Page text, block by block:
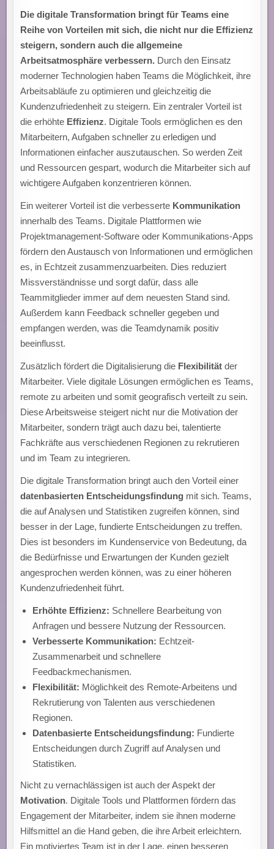
Die digitale Transformation bringt für Teams eine
Reihe von Vorteilen mit sich, die nicht nur die Effizienz
steigern, sondern auch die allgemeine
Arbeitsatmosphäre verbessern. Durch den Einsatz
moderner Technologien haben Teams die Möglichkeit, ihre
Arbeitsabläufe zu optimieren und gleichzeitig die
Kundenzufriedenheit zu steigern. Ein zentraler Vorteil ist
die erhöhte Effizienz. Digitale Tools ermöglichen es den
Mitarbeitern, Aufgaben schneller zu erledigen und
Informationen einfacher auszutauschen. So werden Zeit
und Ressourcen gespart, wodurch die Mitarbeiter sich auf
wichtigere Aufgaben konzentrieren können.
Ein weiterer Vorteil ist die verbesserte Kommunikation
innerhalb des Teams. Digitale Plattformen wie
Projektmanagement-Software oder Kommunikations-Apps
fördern den Austausch von Informationen und ermöglichen
es, in Echtzeit zusammenzuarbeiten. Dies reduziert
Missverständnisse und sorgt dafür, dass alle
Teammitglieder immer auf dem neuesten Stand sind.
Außerdem kann Feedback schneller gegeben und
empfangen werden, was die Teamdynamik positiv
beeinflusst.
Zusätzlich fördert die Digitalisierung die Flexibilität der
Mitarbeiter. Viele digitale Lösungen ermöglichen es Teams,
remote zu arbeiten und somit geografisch verteilt zu sein.
Diese Arbeitsweise steigert nicht nur die Motivation der
Mitarbeiter, sondern trägt auch dazu bei, talentierte
Fachkräfte aus verschiedenen Regionen zu rekrutieren
und im Team zu integrieren.
Die digitale Transformation bringt auch den Vorteil einer
datenbasierten Entscheidungsfindung mit sich. Teams,
die auf Analysen und Statistiken zugreifen können, sind
besser in der Lage, fundierte Entscheidungen zu treffen.
Dies ist besonders im Kundenservice von Bedeutung, da
die Bedürfnisse und Erwartungen der Kunden gezielt
angesprochen werden können, was zu einer höheren
Kundenzufriedenheit führt.
Erhöhte Effizienz: Schnellere Bearbeitung von
Anfragen und bessere Nutzung der Ressourcen.
Verbesserte Kommunikation: Echtzeit-
Zusammenarbeit und schnellere
Feedbackmechanismen.
Flexibilität: Möglichkeit des Remote-Arbeitens und
Rekrutierung von Talenten aus verschiedenen
Regionen.
Datenbasierte Entscheidungsfindung: Fundierte
Entscheidungen durch Zugriff auf Analysen und
Statistiken.
Nicht zu vernachlässigen ist auch der Aspekt der
Motivation. Digitale Tools und Plattformen fördern das
Engagement der Mitarbeiter, indem sie ihnen moderne
Hilfsmittel an die Hand geben, die ihre Arbeit erleichtern.
Ein motiviertes Team ist in der Lage, einen besseren